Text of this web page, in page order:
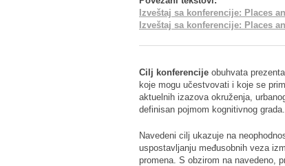
Izveštaj sa konferencije: Places
Izveštaj sa konferencije: Places
Cilj konferencije obuhvata
koje mogu učestvovati i koje se
aktuelnih izazova okruženja,
definisan pojmom kognitivnog grada.
Navedeni cilj ukazuje na
uspostavljanju međusobnih veza
promena. S obzirom na navedeno,